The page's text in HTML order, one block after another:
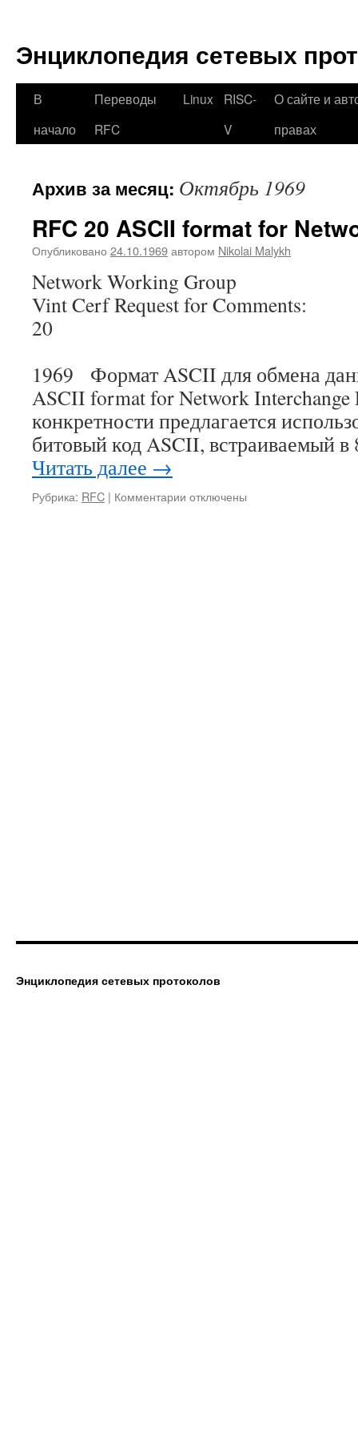
содержимому
Энциклопедия сетевых
В
начало
Переводы
RFC
Linux
RISC-
V
О сайте и
правах
Архив за месяц: Октябрь 1969
RFC 20 ASCII format for
Опубликовано 24.10.1969автором Nikolai Malykh
Network
Vint Cerf Request for Comments:
20
1969 Формат ASCII для обмена
ASCII format for Network Interchange
конкретности предлагается
битовый код ASCII, встраиваемый
Читать далее →
Рубрика: RFC | Комментарии котключены
Энциклопедия сетевых протоколов